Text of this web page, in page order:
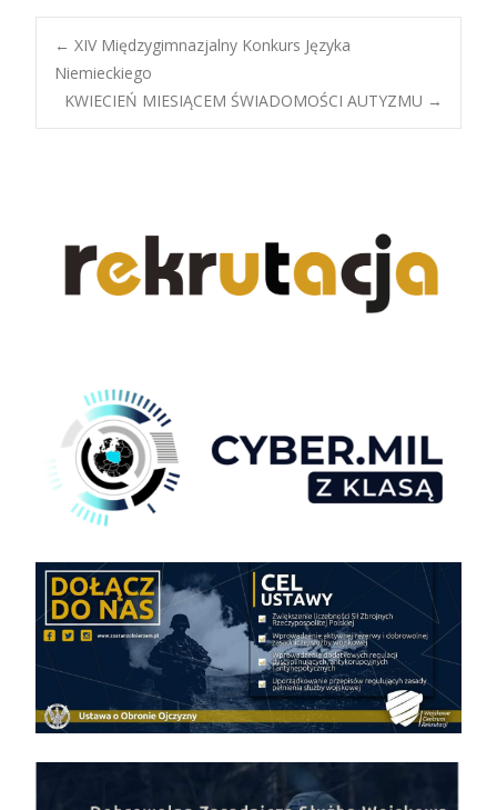
Post
navigation
← XIV Międzygimnazjalny Konkurs Języka
Niemieckiego
KWIECIEŃ MIESIĄCEM ŚWIADOMOŚCI AUTYZMU →